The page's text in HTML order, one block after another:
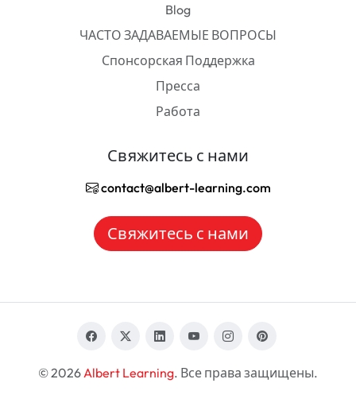
Blog
ЧАСТО ЗАДАВАЕМЫЕ ВОПРОСЫ
Спонсорская Поддержка
Пресса
Работа
Свяжитесь с нами
contact@albert-learning.com
Свяжитесь с нами
© 2026 Albert Learning. Все права защищены.